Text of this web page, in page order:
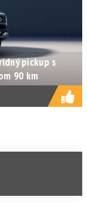
pickup s
90 km